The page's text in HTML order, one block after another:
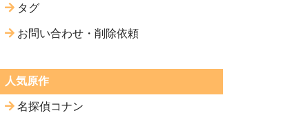
タグ
お問い合わせ・削除依頼
人気原作
名探偵コナン